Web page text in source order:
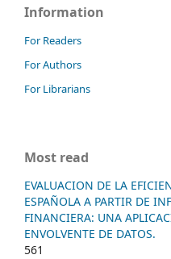
Information
For Readers
For Authors
For Librarians
Most read
EVALUACION DE LA
ESPAÑOLA A PARTIR DE
FINANCIERA: UNA
ENVOLVENTE DE DATOS.
561